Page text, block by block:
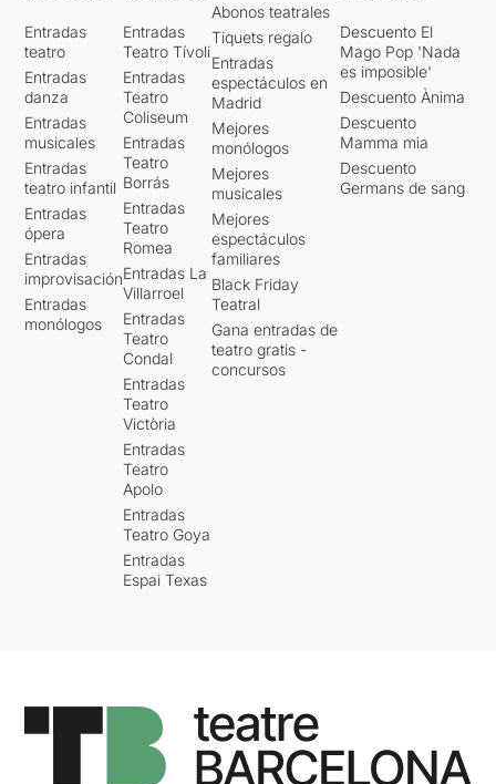
Entradas
teatro
Entradas
danza
Entradas
musicales
Entradas
teatro infantil
Entradas
ópera
Entradas
improvisación
Entradas
monólogos
Entradas
Teatro Tívoli
Entradas
Teatro
Coliseum
Entradas
Teatro
Borrás
Entradas
Teatro
Romea
Entradas La
Villarroel
Entradas
Teatro
Condal
Entradas
Teatro
Victòria
Entradas
Teatro
Apolo
Entradas
Teatro Goya
Entradas
Espai Texas
Abonos teatrales
Tiquets regalo
Entradas
espectáculos en
Madrid
Mejores
monólogos
Mejores
musicales
Mejores
espectáculos
familiares
Black Friday
Teatral
Gana entradas de
teatro gratis -
concursos
Descuento El
Mago Pop 'Nada
es imposible'
Descuento Ànima
Descuento
Mamma mia
Descuento
Germans de sang